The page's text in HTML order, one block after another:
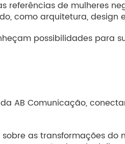
referências de mulheres
como arquitetura, design
possibilidades para
AB Comunicação,
as transformações